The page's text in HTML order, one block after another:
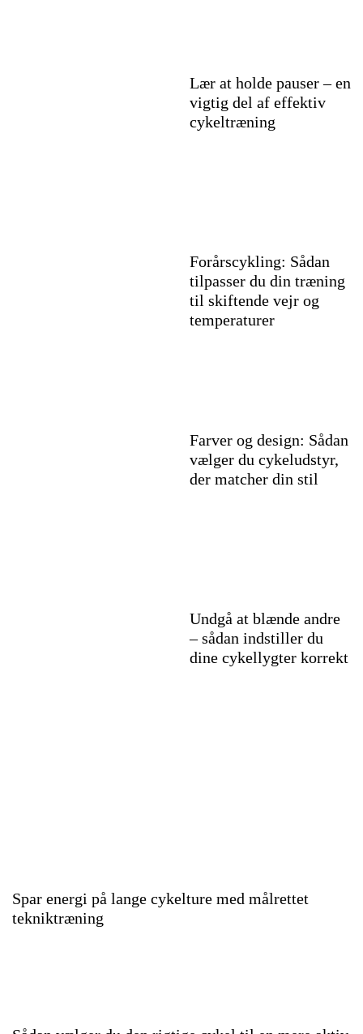
Lær at holde pauser – en
vigtig del af effektiv
cykeltræning
Forårscykling: Sådan
tilpasser du din træning
til skiftende vejr og
temperaturer
Farver og design: Sådan
vælger du cykeludstyr,
der matcher din stil
Undgå at blænde andre
– sådan indstiller du
dine cykellygter korrekt
Spar energi på lange cykelture med målrettet
tekniktræning